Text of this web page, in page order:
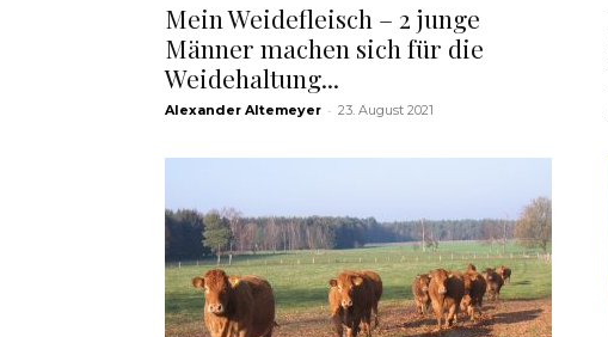
Mein Weidefleisch – 2 junge
Männer machen sich für die
Weidehaltung...
Alexander Altemeyer - 23. August 2021